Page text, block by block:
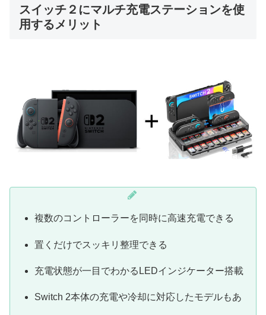
スイッチ２にマルチ充電ステーションを使
用するメリット
複数のコントローラーを同時に高速充電できる
置くだけでスッキリ整理できる
充電状態が一目でわかるLEDインジケーター搭載
Switch 2本体の充電や冷却に対応したモデルもあ